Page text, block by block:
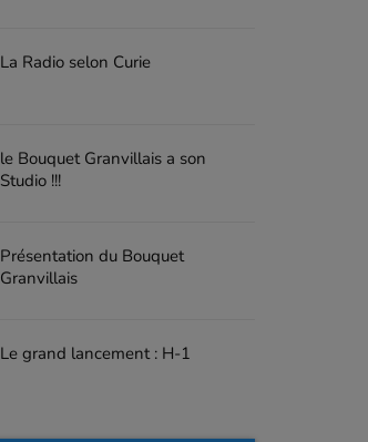
La Radio selon Curie
le Bouquet Granvillais a son
Studio !!!
Présentation du Bouquet
Granvillais
Le grand lancement : H-1